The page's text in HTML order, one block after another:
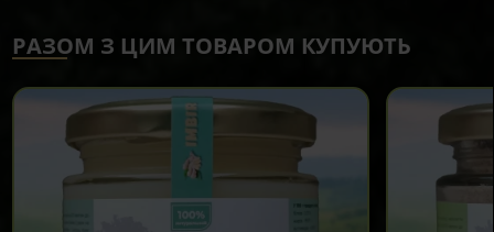
РАЗОМ З ЦИМ ТОВАРОМ КУПУЮТЬ